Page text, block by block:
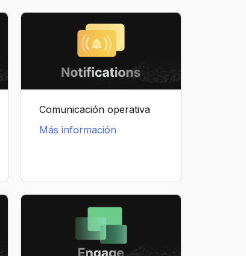
Comunicación operativa
Más información